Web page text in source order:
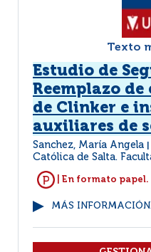
Texto
Estudio de
Reemplazo
de Clinker e
auxiliares de
Sanchez, María Angela
Católica de Salta.
| En formato papel.
MÁS